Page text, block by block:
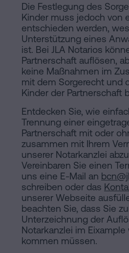
Die Festlegung des
Kinder muss jedoch von
entschieden werden,
Unterstützung eines
ist. Bei JLA Notarios
Partnerschaft auflösen,
keine Maßnahmen im
mit dem Sorgerecht und
Kinder der Partnerschaft
Entdecken Sie, wie
Trennung einer
Partnerschaft mit oder
zusammen mit Ihrem
unserer Notarkanzlei
Vereinbaren Sie einen
uns eine E-Mail an
schreiben oder das
unserer Webseite
beachten Sie, dass Sie
Unterzeichnung der
Notarkanzlei im Eixample
kommen müssen.